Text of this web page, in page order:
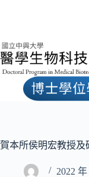
賀本所侯明宏教授及
2022 年